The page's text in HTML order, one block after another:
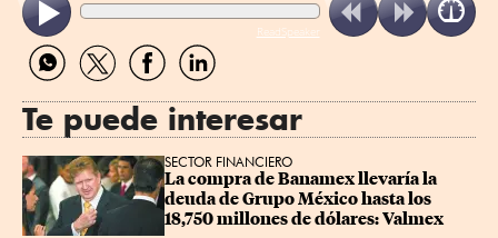
ReadSpeaker
Compartir
por
Compartir
por
Compartir
por
Compartir
por
Te puede interesar
SECTOR FINANCIERO
La compra de Banamex llevaría la
deuda de Grupo México hasta los
18,750 millones de dólares: Valmex